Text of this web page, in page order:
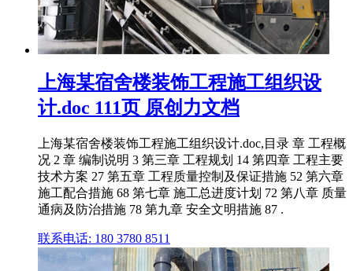
上海某宿舍楼装饰工程施工组织设
计.doc 111页 原创力文档
上海某宿舍楼装饰工程施工组织设计.doc,目录 章 工程概
况 2 章 编制说明 3 第三章 工程规划 14 第四章 工程主要
技术方案 27 第五章 工程质量控制及保证措施 52 第六章
施工配合措施 68 第七章 施工总进度计划 72 第八章 质量
通病及防治措施 78 第九章 安全文明措施 87 .
联系电话: 180 3780 8511